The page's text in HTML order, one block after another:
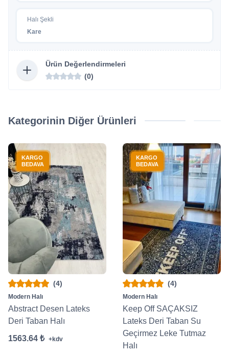
Halı Şekli
Kare
Ürün Değerlendirmeleri
(0)
Kategorinin Diğer Ürünleri
KARGO
BEDAVA
(4)
Modern Halı
Abstract Desen Lateks
Deri Taban Halı
1563.64 ₺ +kdv
KARGO
BEDAVA
(4)
Modern Halı
Keep Off SAÇAKSIZ
Lateks Deri Taban Su
Geçirmez Leke Tutmaz
Halı